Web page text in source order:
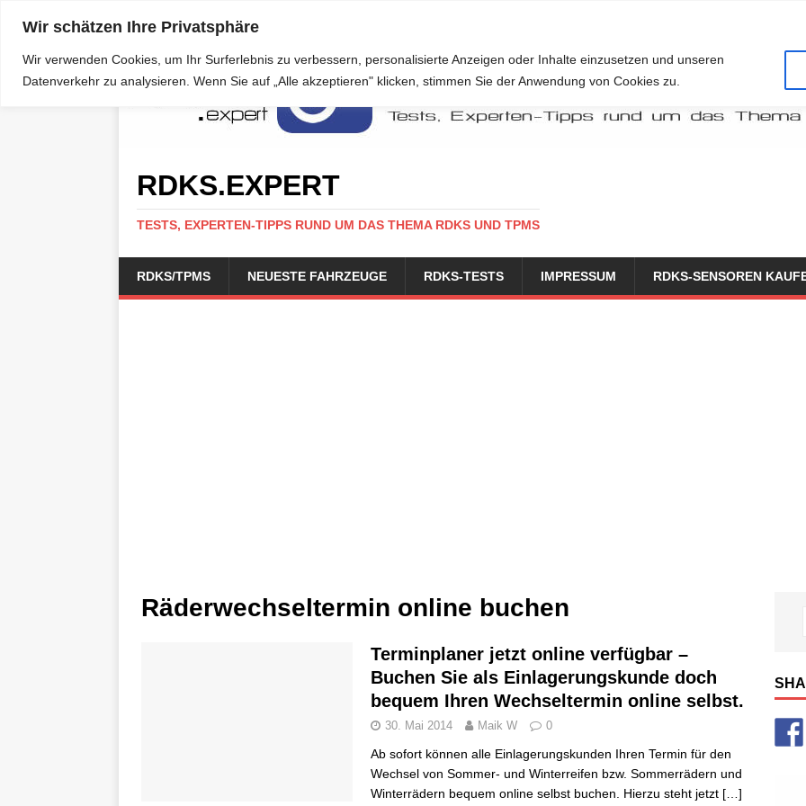
Wir schätzen Ihre Privatsphäre
Wir verwenden Cookies, um Ihr Surferlebnis zu verbessern, personalisierte Anzeigen oder Inhalte einzusetzen und unseren
Datenverkehr zu analysieren. Wenn Sie auf „Alle akzeptieren" klicken, stimmen Sie der Anwendung von Cookies zu.
RDKS.EXPERT
TESTS, EXPERTEN-TIPPS RUND UM DAS THEMA RDKS UND TPMS
RDKS/TPMS NEUESTE FAHRZEUGE RDKS-TESTS IMPRESSUM RDKS-SENSOREN
Räderwechseltermin online buchen
Terminplaner jetzt online verfügbar –
Buchen Sie als Einlagerungskunde doch
bequem Ihren Wechseltermin online selbst.
30. Mai 2014 Maik W 0
Ab sofort können alle Einlagerungskunden Ihren Termin für den
Wechsel von Sommer- und Winterreifen bzw. Sommerrädern und
Winterrädern bequem online selbst buchen. Hierzu steht jetzt […]